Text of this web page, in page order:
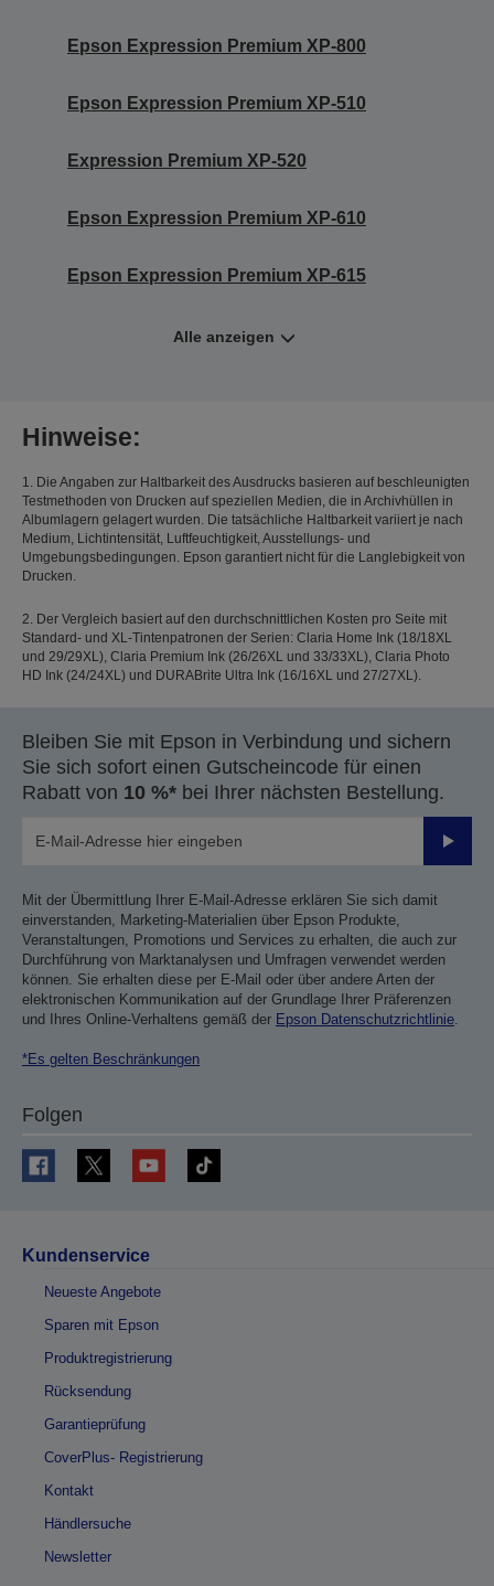
Epson Expression Premium XP-800
Epson Expression Premium XP-510
Expression Premium XP-520
Epson Expression Premium XP-610
Epson Expression Premium XP-615
Alle anzeigen
Hinweise:
1. Die Angaben zur Haltbarkeit des Ausdrucks basieren auf beschleunigten
Testmethoden von Drucken auf speziellen Medien, die in Archivhüllen in
Albumlagern gelagert wurden. Die tatsächliche Haltbarkeit variiert je nach
Medium, Lichtintensität, Luftfeuchtigkeit, Ausstellungs- und
Umgebungsbedingungen. Epson garantiert nicht für die Langlebigkeit von
Drucken.
2. Der Vergleich basiert auf den durchschnittlichen Kosten pro Seite mit
Standard- und XL-Tintenpatronen der Serien: Claria Home Ink (18/18XL
und 29/29XL), Claria Premium Ink (26/26XL und 33/33XL), Claria Photo
HD Ink (24/24XL) und DURABrite Ultra Ink (16/16XL und 27/27XL).
Bleiben Sie mit Epson in Verbindung und sichern
Sie sich sofort einen Gutscheincode für einen
Rabatt von 10 %* bei Ihrer nächsten Bestellung.
Mit der Übermittlung Ihrer E-Mail-Adresse erklären Sie sich damit
einverstanden, Marketing-Materialien über Epson Produkte,
Veranstaltungen, Promotions und Services zu erhalten, die auch zur
Durchführung von Marktanalysen und Umfragen verwendet werden
können. Sie erhalten diese per E-Mail oder über andere Arten der
elektronischen Kommunikation auf der Grundlage Ihrer Präferenzen
und Ihres Online-Verhaltens gemäß der Epson Datenschutzrichtlinie.
*Es gelten Beschränkungen
Folgen
Kundenservice
Neueste Angebote
Sparen mit Epson
Produktregistrierung
Rücksendung
Garantieprüfung
CoverPlus- Registrierung
Kontakt
Händlersuche
Newsletter